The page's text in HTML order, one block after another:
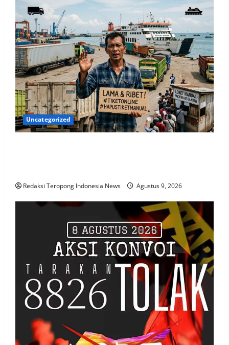
Uncategorized
Redaksi Teropong Indonesia News Agustus 9, 2026